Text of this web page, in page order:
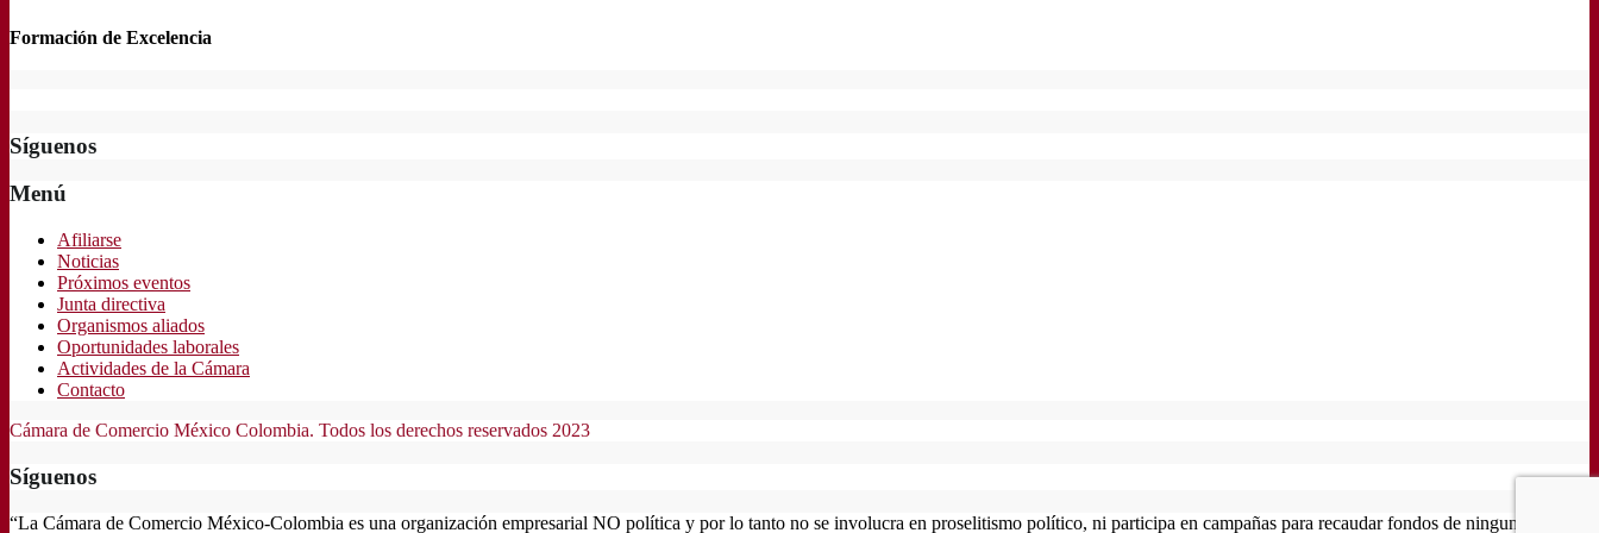
Formación de Excelencia
Síguenos
Menú
Afiliarse
Noticias
Próximos eventos
Junta directiva
Organismos aliados
Oportunidades laborales
Actividades de la Cámara
Contacto
Cámara de Comercio México Colombia. Todos los derechos reservados 2023
Síguenos
“La Cámara de Comercio México-Colombia es una organización empresarial NO política y por lo tanto no se involucra en proselitismo político, ni participa en campañas para recaudar fondos de ninguna índole.